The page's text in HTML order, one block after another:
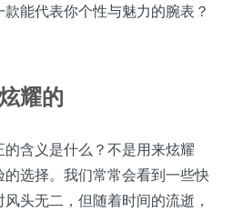
能代表你个性与魅力的腕表？
耀的
含义是什么？不是用来炫耀
选择。我们常常会看到一些快
头无二，但随着时间的流逝，